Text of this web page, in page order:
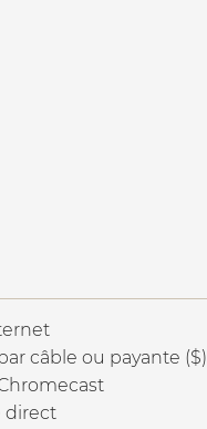
câble ou payante ($)
direct